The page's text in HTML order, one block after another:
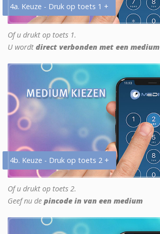
4a. Keuze - Druk op toets 1 +
Of u drukt op toets 1.
U wordt direct verbonden met een medium
4b. Keuze - Druk op toets 2 +
Of u drukt op toets 2.
Geef nu de pincode in van een medium